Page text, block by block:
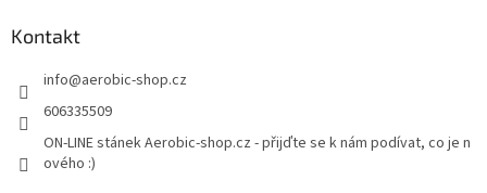
Kontakt
info@aerobic-shop.cz
606335509
ON-LINE stánek Aerobic-shop.cz - přijďte se k nám podívat, co je n
ového :)